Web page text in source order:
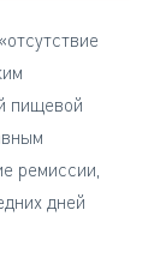
пищевой
ремиссии,
дней